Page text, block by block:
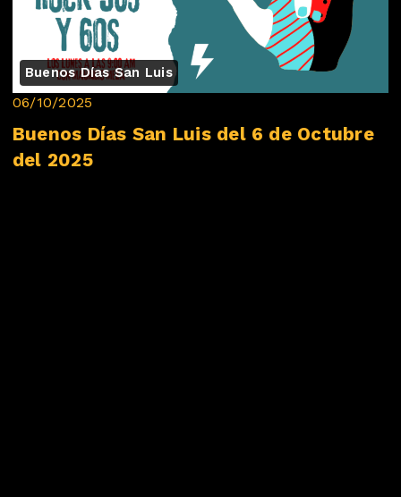
Buenos Días San Luis
06/10/2025
Buenos Días San Luis del 6 de Octubre
del 2025